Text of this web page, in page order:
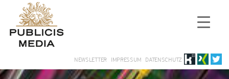
NEWSLETTER IMPRESSUM DATENSCHUTZ